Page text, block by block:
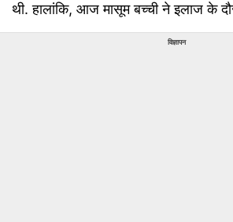
थी. हालांकि, आज मासूम बच्ची ने इलाज के
विज्ञापन